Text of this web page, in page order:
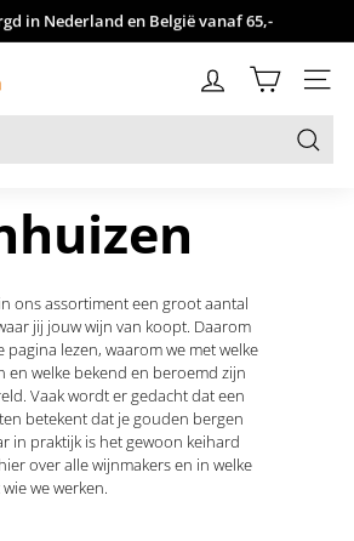
in Nederland en België vanaf 65,-
SITE
Ga
ons assortiment een groot aantal
jij jouw wijn van koopt. Daarom
pagina lezen, waarom we met welke
en welke bekend en beroemd zijn
Vaak wordt er gedacht dat een
betekent dat je gouden bergen
in praktijk is het gewoon keihard
over alle wijnmakers en in welke
we werken.